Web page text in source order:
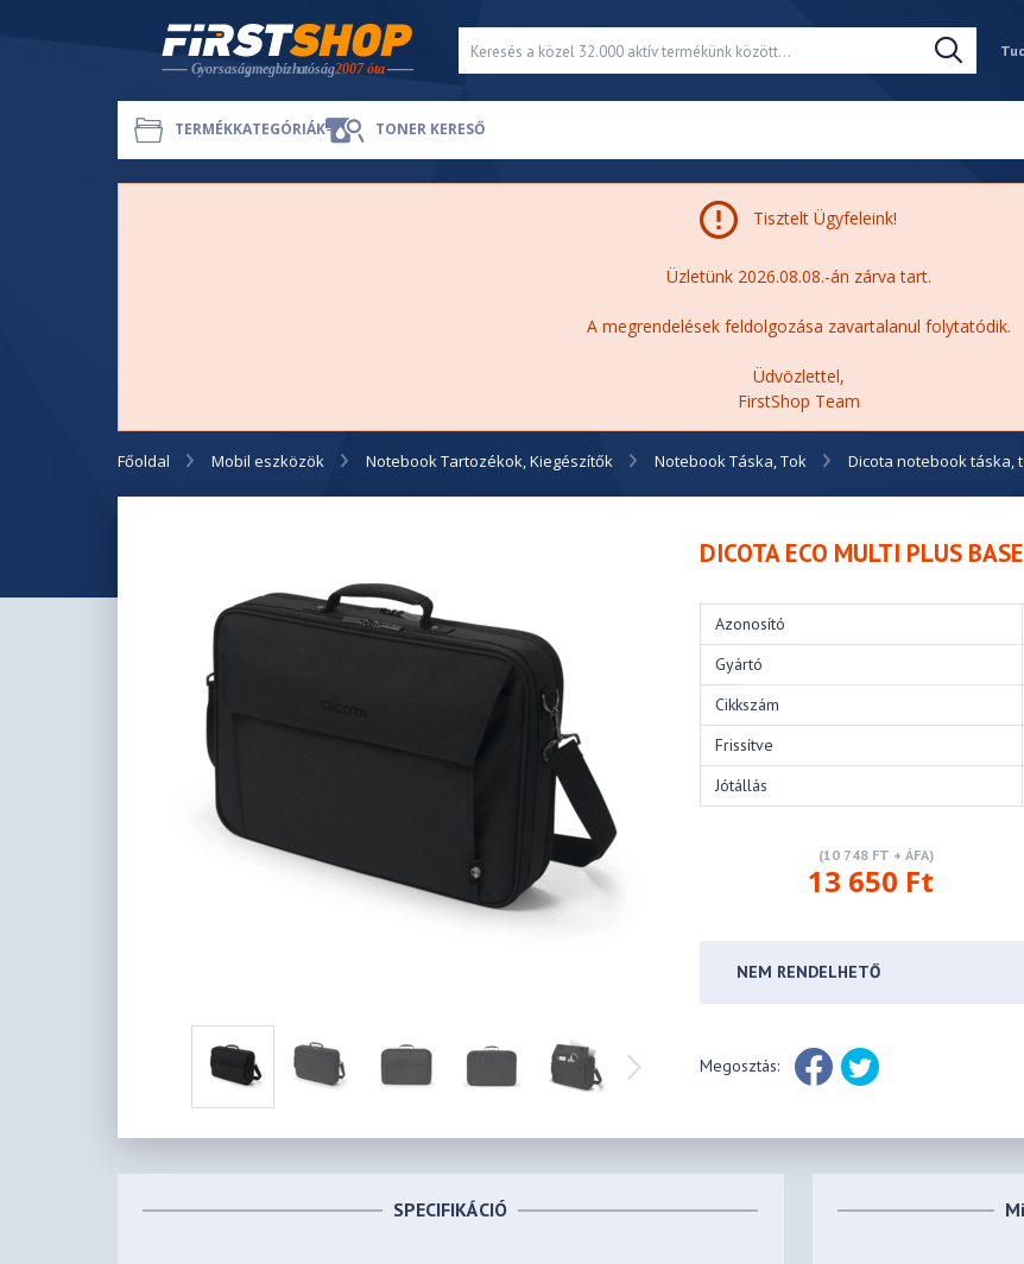
TERMÉKKATEGÓRIÁK TONER KERESŐ
Tisztelt Ügyfeleink!
Üzletünk 2026.08.08.-án zárva tart.
A megrendelések feldolgozása zavartalanul folytatódik.
Üdvözlettel,
FirstShop Team
Főoldal Mobil eszközök Notebook Tartozékok, Kiegészítők Notebook Táska, Tok Dicota notebook táska,
DICOTA ECO MULTI PLUS
Azonosító
Gyártó
Cikkszám
Frissítve
Jótállás
(10 748 FT + ÁFA)
13 650 Ft
NEM RENDELHETŐ
Megosztás:
SPECIFIKÁCIÓ